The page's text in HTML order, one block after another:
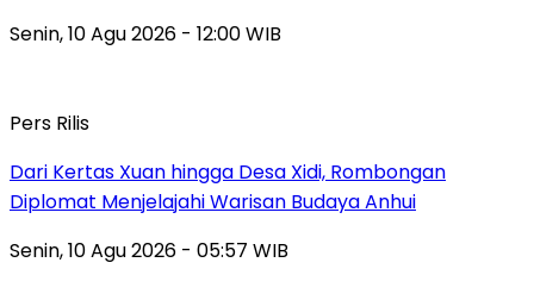
Senin, 10 Agu 2026 - 12:00 WIB
Pers Rilis
Dari Kertas Xuan hingga Desa Xidi, Rombongan
Diplomat Menjelajahi Warisan Budaya Anhui
Senin, 10 Agu 2026 - 05:57 WIB